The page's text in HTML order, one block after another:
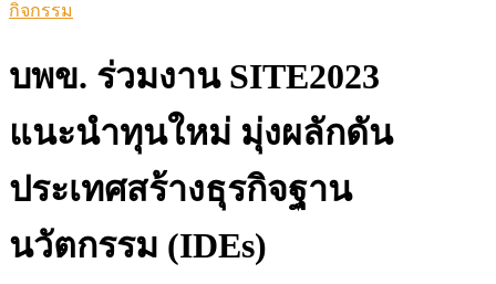
กิจกรรม
บพข. ร่วมงาน SITE2023
แนะนำทุนใหม่ มุ่งผลักดัน
ประเทศสร้างธุรกิจฐาน
นวัตกรรม (IDEs)